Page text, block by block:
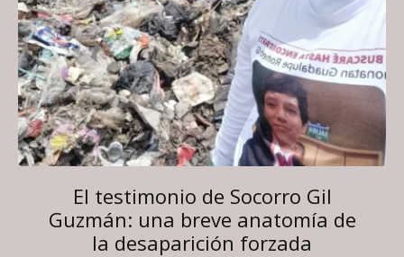
El testimonio de Socorro Gil
Guzmán: una breve anatomía de
la desaparición forzada